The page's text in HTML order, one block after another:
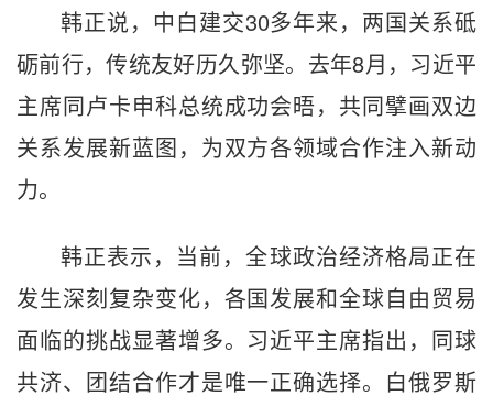
韩正说，中白建交30多年来，两国关系砥
砺前行，传统友好历久弥坚。去年8月，习近平
主席同卢卡申科总统成功会晤，共同擘画双边
关系发展新蓝图，为双方各领域合作注入新动
力。
韩正表示，当前，全球政治经济格局正在
发生深刻复杂变化，各国发展和全球自由贸易
面临的挑战显著增多。习近平主席指出，同球
共济、团结合作才是唯一正确选择。白俄罗斯